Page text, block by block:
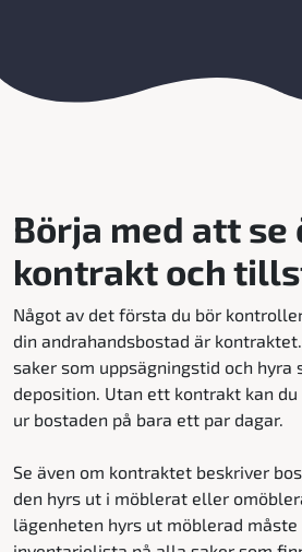
Börja med att se
kontrakt och
Något av det första du bör
din andrahandsbostad är
saker som uppsägningstid och hyra
deposition. Utan ett kontrakt kan
ur bostaden på bara ett par dagar.
Se även om kontraktet beskriver
den hyrs ut i möblerat eller
lägenheten hyrs ut möblerad